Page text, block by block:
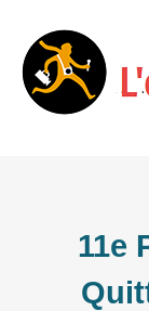
Skip
to
11e